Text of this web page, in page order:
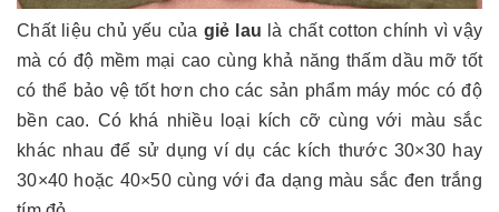
Chất liệu chủ yếu của giẻ lau là chất cotton chính vì vậy
mà có độ mềm mại cao cùng khả năng thấm dầu mỡ tốt
có thể bảo vệ tốt hơn cho các sản phẩm máy móc có độ
bền cao. Có khá nhiều loại kích cỡ cùng với màu sắc
khác nhau để sử dụng ví dụ các kích thước 30×30 hay
30×40 hoặc 40×50 cùng với đa dạng màu sắc đen trắng